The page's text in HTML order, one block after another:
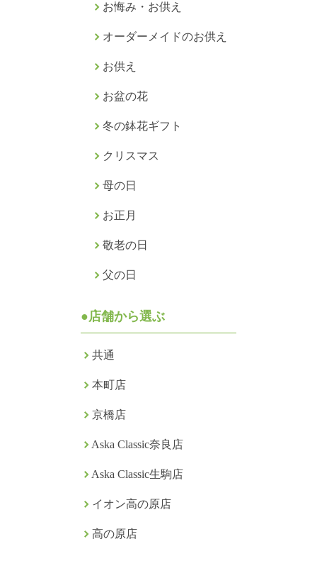
お悔み・お供え
オーダーメイドのお供え
お供え
お盆の花
冬の鉢花ギフト
クリスマス
母の日
お正月
敬老の日
父の日
●店舗から選ぶ
共通
本町店
京橋店
Aska Classic奈良店
Aska Classic生駒店
イオン高の原店
高の原店